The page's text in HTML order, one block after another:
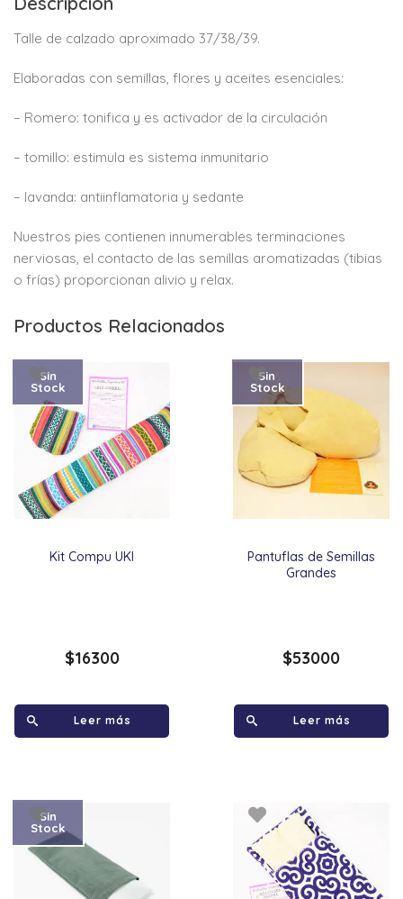
Talle de calzado aproximado 37/38/39.
Elaboradas con semillas, flores y aceites esenciales:
– Romero: tonifica y es activador de la circulación
– tomillo: estimula es sistema inmunitario
– lavanda: antiinflamatoria y sedante
Nuestros pies contienen innumerables terminaciones
nerviosas, el contacto de las semillas aromatizadas (tibias
o frías) proporcionan alivio y relax.
Productos Relacionados
Kit Compu UKI
Sin
Stock
$16300
Leer más
Pantuflas de Semillas
Grandes
Sin
Stock
$53000
Leer más
Sin
Stock